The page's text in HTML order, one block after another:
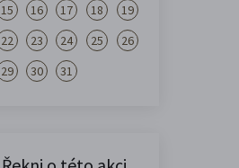
15 16 17 18
19
22 23 24 25
26
29 30 31